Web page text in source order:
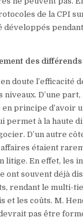
de la CPI
développés
des
doute l’efficacité
D’une
en principe d’avoir
permet à la haute
D’un autre
étaient
litige. En effet, les
ont souvent déjà
rendant le multi-
et les coûts. M.
pas être